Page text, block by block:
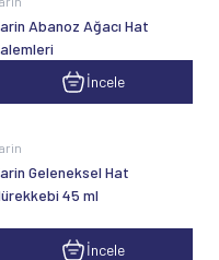
Abanoz Ağacı Hat
İncele
Geleneksel Hat
45 ml
İncele